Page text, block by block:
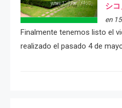
シコ
en
Finalmente tenemos listo el
realizado el pasado 4 de